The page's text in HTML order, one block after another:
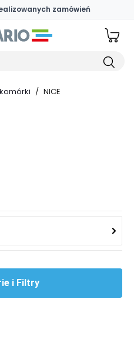
zamówień
/ NICE
i Filtry